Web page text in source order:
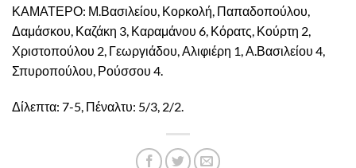
ΚΑΜΑΤΕΡΟ: Μ.Βασιλείου, Κορκολή, Παπαδοπούλου,
Δαμάσκου, Καζάκη 3, Καραμάνου 6, Κόρατς, Κούρτη 2,
Χριστοπούλου 2, Γεωργιάδου, Αλιφιέρη 1, Α.Βασιλείου 4,
Σπυροπούλου, Ρούσσου 4.
Δίλεπτα: 7-5, Πέναλτυ: 5/3, 2/2.